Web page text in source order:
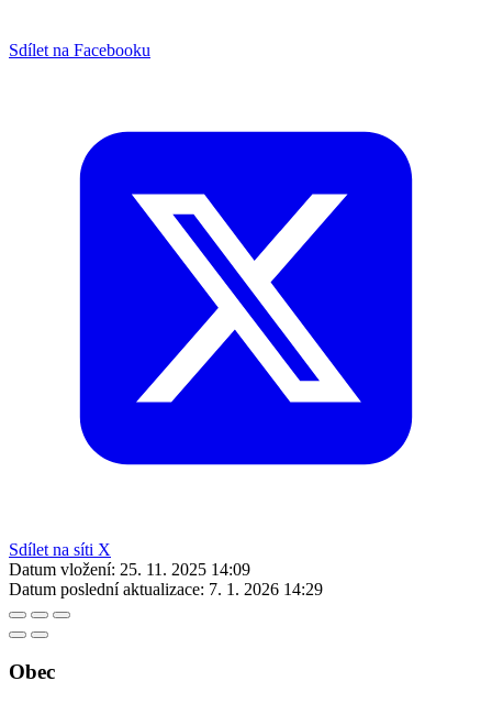
Sdílet na Facebooku
Sdílet na síti X
Datum vložení: 25. 11. 2025 14:09
Datum poslední aktualizace: 7. 1. 2026 14:29
Obec